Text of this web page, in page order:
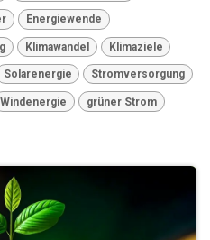
Energiewende
Klimawandel Klimaziele
Solarenergie Stromversorgung
Windenergie
grüner Strom